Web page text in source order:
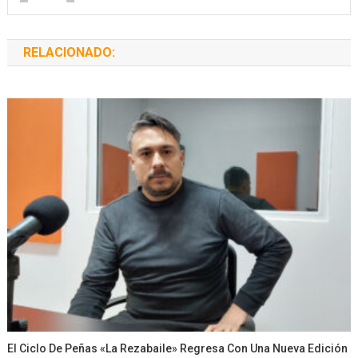
RELACIONADO:
El Ciclo De Peñas «La Rezabaile» Regresa Con Una Nueva Edición